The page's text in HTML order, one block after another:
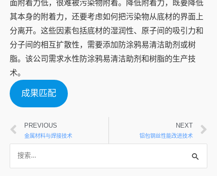
面附着力低，很难被污染物附着。降低附着力，既要降低
其本身的附着力，还要考虑如何把污染物从底材的界面上
分离开。这些因素包括底材的湿润性、原子间的吸引力和
分子间的相互扩散性，需要添加防涂鸦易清洁助剂或树
脂。该公司需求水性防涂鸦易清洁助剂和树脂的生产技
术。
成果匹配
PREVIOUS
金属材料与焊接技术
NEXT
铝包钢丝性能改进技术